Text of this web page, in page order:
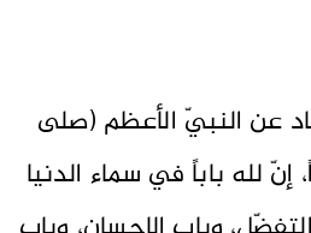
الصدوق في [الأمالي ص261] بالإسناد عن النبيّ الأعظم (صلى
لله باباً في سماء الدنيا